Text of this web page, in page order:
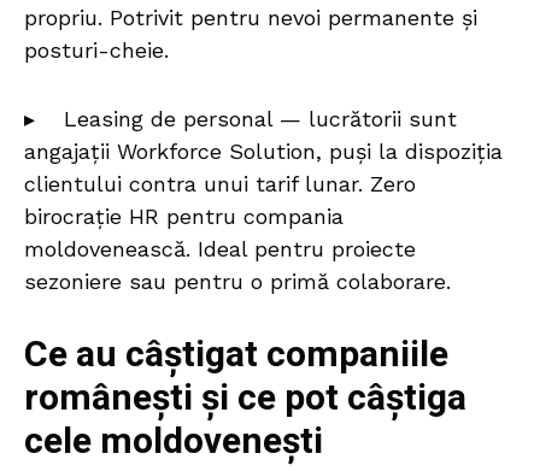
propriu. Potrivit pentru nevoi permanente și
posturi-cheie.
▸ Leasing de personal — lucrătorii sunt
angajații Workforce Solution, puși la dispoziția
clientului contra unui tarif lunar. Zero
birocrație HR pentru compania
moldovenească. Ideal pentru proiecte
sezoniere sau pentru o primă colaborare.
Ce au câștigat companiile
românești și ce pot câștiga
cele moldovenești